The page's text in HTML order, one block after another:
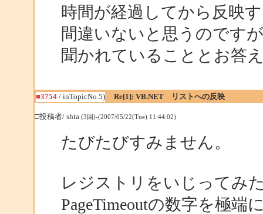
時間が経過してから反映
間違いないと思うのです
聞かれていることとお答
■3754/ inTopicNo.5) Re[1]: VB.NET リストへの反映
□投稿者/ shta (3回)-(2007/05/22(Tue) 11:44:02)
たびたびすみません。
レジストリをいじってみ
PageTimeoutの数字を極端